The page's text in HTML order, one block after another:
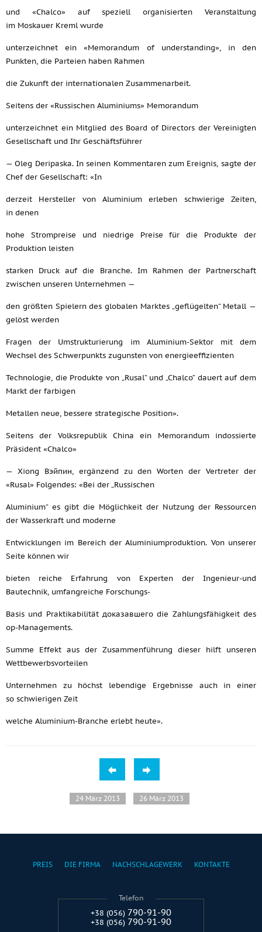
und «Chalco» auf speziell organisierten Veranstaltung
im Moskauer Kreml wurde
unterzeichnet ein «Memorandum of understanding», in den
Punkten, die Parteien haben Rahmen
die Zukunft der internationalen Zusammenarbeit.
Seitens der «Russischen Aluminiums» Memorandum
unterzeichnet ein Mitglied des Board of Directors der Vereinigten
Gesellschaft und Ihr Geschäftsführer
— Oleg Deripaska. In seinen Kommentaren zum Ereignis, sagte der
Chef der Gesellschaft: «In
derzeit Hersteller von Aluminium erleben schwierige Zeiten,
in denen
hohe Strompreise und niedrige Preise für die Produkte der
Produktion leisten
starken Druck auf die Branche. Im Rahmen der Partnerschaft
zwischen unseren Unternehmen —
den größten Spielern des globalen Marktes „geflügelten“ Metall —
gelöst werden
Fragen der Umstrukturierung im Aluminium-Sektor mit dem
Wechsel des Schwerpunkts zugunsten von energieeffizienten
Technologie, die Produkte von „Rusal“ und „Chalco“ dauert auf dem
Markt der farbigen
Metallen neue, bessere strategische Position».
Seitens der Volksrepublik China ein Memorandum indossierte
Präsident «Chalco»
— Xiong Вэйпин, ergänzend zu den Worten der Vertreter der
«Rusal» Folgendes: «Bei der „Russischen
Aluminium“ es gibt die Möglichkeit der Nutzung der Ressourcen
der Wasserkraft und moderne
Entwicklungen im Bereich der Aluminiumproduktion. Von unserer
Seite können wir
bieten reiche Erfahrung von Experten der Ingenieur-und
Bautechnik, umfangreiche Forschungs-
Basis und Praktikabilität доказавшего die Zahlungsfähigkeit des
op-Managements.
Summe Effekt aus der Zusammenführung dieser hilft unseren
Wettbewerbsvorteilen
Unternehmen zu höchst lebendige Ergebnisse auch in einer
so schwierigen Zeit
welche Aluminium-Branche erlebt heute».
24 März 2013 26 März 2013
PREIS DIE FIRMA NACHSCHLAGEWERK KONTAKTE
Telefon
+38 (056) 790-91-90
+38 (056) 790-91-90